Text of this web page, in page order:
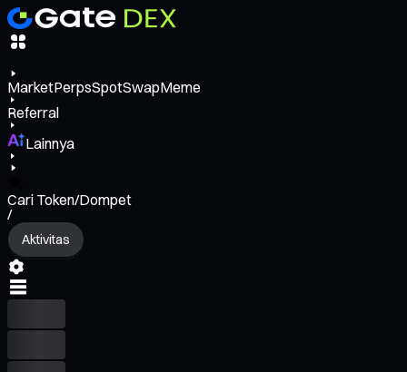
MarketPerpsSpotSwapMeme
Referral
Lainnya
Cari Token/Dompet
/
Aktivitas